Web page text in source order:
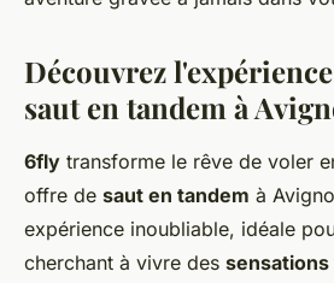
Découvrez
saut en tandem à
6fly transforme le rêve de voler
offre de saut en tandem à
expérience inoubliable, idéale
cherchant à vivre des